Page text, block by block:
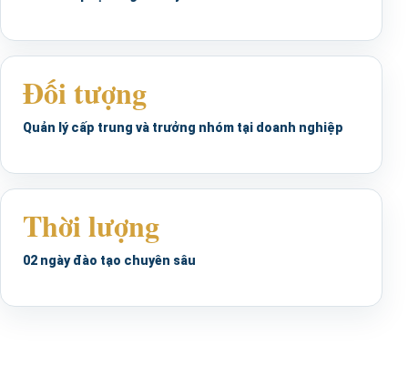
Đối tượng
Quản lý cấp trung và trưởng nhóm tại doanh nghiệp
Thời lượng
02 ngày đào tạo chuyên sâu